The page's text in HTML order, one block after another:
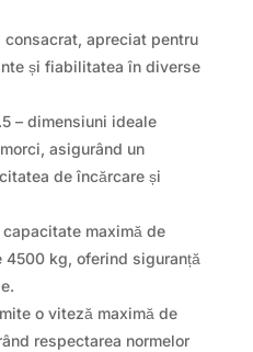
consacrat, apreciat pentru
și fiabilitatea în diverse
– dimensiuni ideale
asigurând un
de încărcare și
capacitate maximă de
4500 kg, oferind siguranță
o viteză maximă de
respectarea normelor